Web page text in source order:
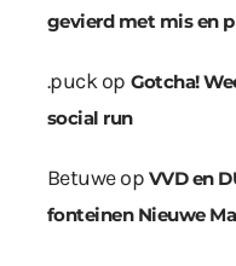
gevierd met mis en
.puckop Gotcha!
social run
Betuweop VVD en
fonteinen Nieuwe